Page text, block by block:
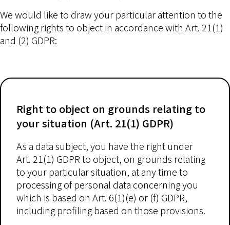
We would like to draw your particular attention to the
following rights to object in accordance with Art. 21(1)
and (2) GDPR:
Right to object on grounds relating to
your situation (Art. 21(1) GDPR)
As a data subject, you have the right under
Art. 21(1) GDPR to object, on grounds relating
to your particular situation, at any time to
processing of personal data concerning you
which is based on Art. 6(1)(e) or (f) GDPR,
including profiling based on those provisions.